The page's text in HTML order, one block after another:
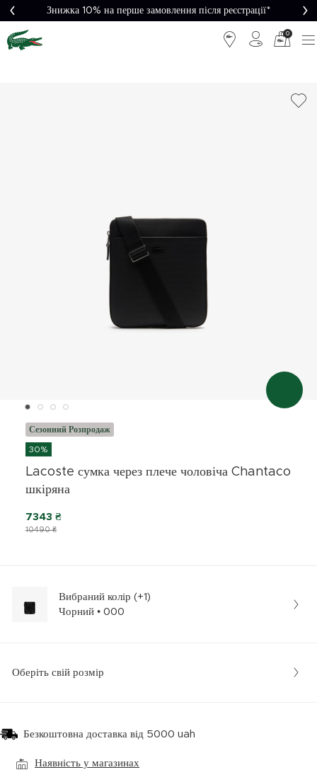
Знижка 10% на перше замовлення після реєстрації*
0
Сезонний Розпродаж
30%
Lacoste сумка через плече чоловіча Chantaco
шкіряна
10490 ₴
7343 ₴
Вибраний колір (+1)
Чорний • 000
Оберіть свій розмір
Безкоштовна доставка від 5000 uah
Наявність у магазинах
доставка від
5000₴*